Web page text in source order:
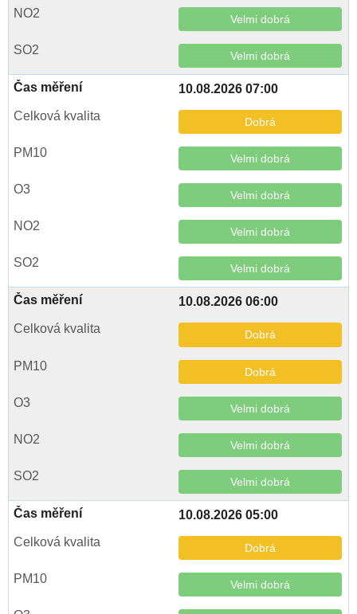
Velmi dobrá
Velmi dobrá
10.08.2026 07:00
Dobrá
Velmi dobrá
Velmi dobrá
Velmi dobrá
Velmi dobrá
10.08.2026 06:00
Dobrá
Dobrá
Velmi dobrá
Velmi dobrá
Velmi dobrá
10.08.2026 05:00
Dobrá
Velmi dobrá